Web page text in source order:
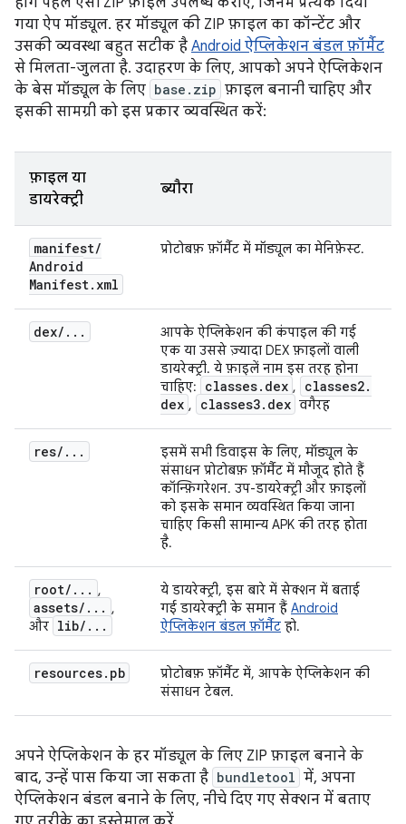
गया ऐप मॉड्यूल. हर मॉड्यूल की ZIP फ़ाइल का कॉन्टेंट और
उसकी व्यवस्था बहुत सटीक है Android ऐप्लिकेशन बंडल फ़ॉर्मैट
से मिलता-जुलता है. उदाहरण के लिए, आपको अपने ऐप्लिकेशन
के बेस मॉड्यूल के लिए base.zip फ़ाइल बनानी चाहिए और
इसकी सामग्री को इस प्रकार व्यवस्थित करें:
फ़ाइल या
डायरेक्ट्री
ब्यौरा
manifest/
Android
Manifest. xml
प्रोटोबफ़ फ़ॉर्मैट में मॉड्यूल का मेनिफ़ेस्ट.
dex/ . . .
आपके ऐप्लिकेशन की कंपाइल की गई
एक या उससे ज़्यादा DEX फ़ाइलों वाली
डायरेक्ट्री. ये फ़ाइलें नाम इस तरह होना
चाहिए:
classes. dex , classes2.
dex , classes3. dex वगैरह
res/ . . .
इसमें सभी डिवाइस के लिए, मॉड्यूल के
संसाधन प्रोटोबफ़ फ़ॉर्मैट में मौजूद होते हैं
कॉन्फ़िगरेशन. उप-डायरेक्ट्री और फ़ाइलों
को इसके समान व्यवस्थित किया जाना
चाहिए किसी सामान्य APK की तरह होता
है.
root/ . . . ,
assets/ . . . ,
और lib/ . . .
ये डायरेक्ट्री, इस बारे में सेक्शन में बताई
गई डायरेक्ट्री के समान हैं Android
ऐप्लिकेशन बंडल फ़ॉर्मैट हो.
resources. pb
प्रोटोबफ़ फ़ॉर्मैट में, आपके ऐप्लिकेशन की
संसाधन टेबल.
अपने ऐप्लिकेशन के हर मॉड्यूल के लिए ZIP फ़ाइल बनाने के
बाद, उन्हें पास किया जा सकता है bundletool में, अपना
ऐप्लिकेशन बंडल बनाने के लिए, नीचे दिए गए सेक्शन में बताए